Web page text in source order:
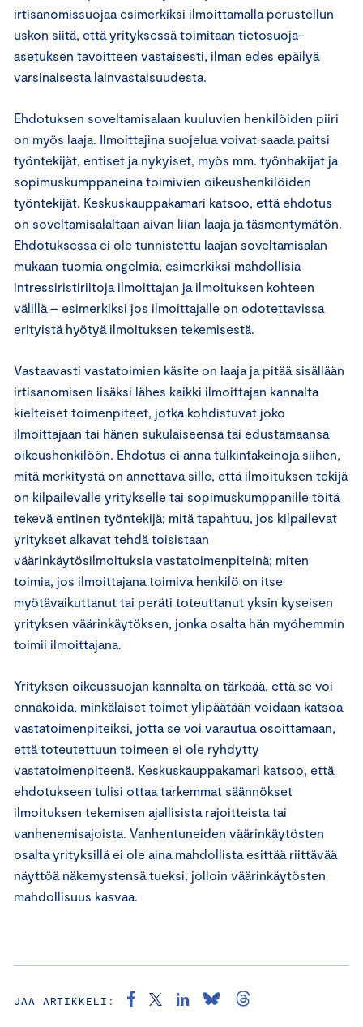
irtisanomissuojaa esimerkiksi ilmoittamalla perustellun
uskon siitä, että yrityksessä toimitaan tietosuoja-
asetuksen tavoitteen vastaisesti, ilman edes epäilyä
varsinaisesta lainvastaisuudesta.
Ehdotuksen soveltamisalaan kuuluvien henkilöiden piiri
on myös laaja. Ilmoittajina suojelua voivat saada paitsi
työntekijät, entiset ja nykyiset, myös mm. työnhakijat ja
sopimuskumppaneina toimivien oikeushenkilöiden
työntekijät. Keskuskauppakamari katsoo, että ehdotus
on soveltamisalaltaan aivan liian laaja ja täsmentymätön.
Ehdotuksessa ei ole tunnistettu laajan soveltamisalan
mukaan tuomia ongelmia, esimerkiksi mahdollisia
intressiristiriitoja ilmoittajan ja ilmoituksen kohteen
välillä – esimerkiksi jos ilmoittajalle on odotettavissa
erityistä hyötyä ilmoituksen tekemisestä.
Vastaavasti vastatoimien käsite on laaja ja pitää sisällään
irtisanomisen lisäksi lähes kaikki ilmoittajan kannalta
kielteiset toimenpiteet, jotka kohdistuvat joko
ilmoittajaan tai hänen sukulaiseensa tai edustamaansa
oikeushenkilöön. Ehdotus ei anna tulkintakeinoja siihen,
mitä merkitystä on annettava sille, että ilmoituksen tekijä
on kilpailevalle yritykselle tai sopimuskumppanille töitä
tekevä entinen työntekijä; mitä tapahtuu, jos kilpailevat
yritykset alkavat tehdä toisistaan
väärinkäytösilmoituksia vastatoimenpiteinä; miten
toimia, jos ilmoittajana toimiva henkilö on itse
myötävaikuttanut tai peräti toteuttanut yksin kyseisen
yrityksen väärinkäytöksen, jonka osalta hän myöhemmin
toimii ilmoittajana.
Yrityksen oikeussuojan kannalta on tärkeää, että se voi
ennakoida, minkälaiset toimet ylipäätään voidaan katsoa
vastatoimenpiteiksi, jotta se voi varautua osoittamaan,
että toteutettuun toimeen ei ole ryhdytty
vastatoimenpiteenä. Keskuskauppakamari katsoo, että
ehdotukseen tulisi ottaa tarkemmat säännökset
ilmoituksen tekemisen ajallisista rajoitteista tai
vanhenemisajoista. Vanhentuneiden väärinkäytösten
osalta yrityksillä ei ole aina mahdollista esittää riittävää
näyttöä näkemystensä tueksi, jolloin väärinkäytösten
mahdollisuus kasvaa.
JAA ARTIKKELI: